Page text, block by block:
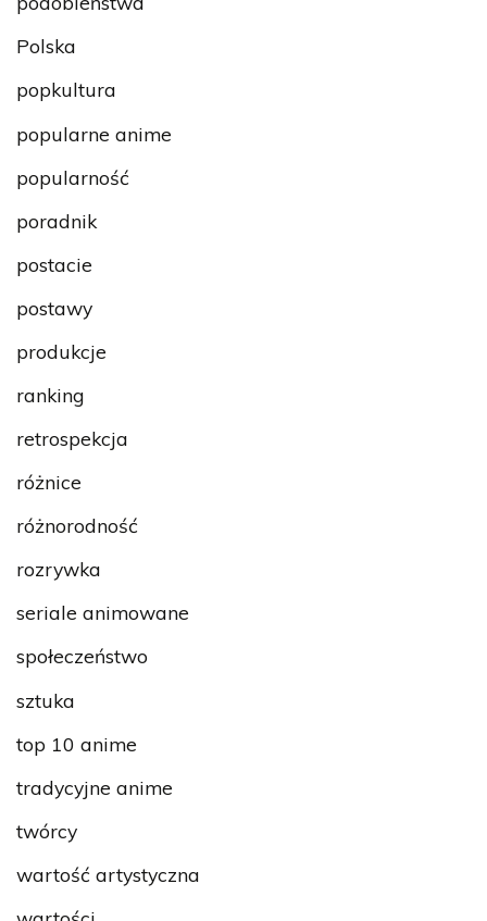
Polska
popkultura
popularne anime
popularność
poradnik
postacie
postawy
produkcje
ranking
retrospekcja
różnice
różnorodność
rozrywka
seriale animowane
społeczeństwo
sztuka
top 10 anime
tradycyjne anime
twórcy
wartość artystyczna